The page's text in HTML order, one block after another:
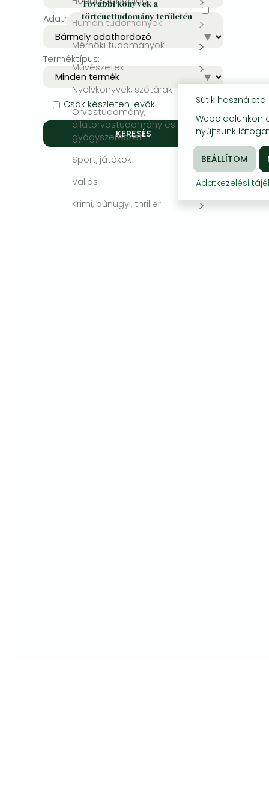
Bleach manga
One-Punch Man manga
Humán tudományok
Mérnöki tudományok
Művészetek
Nyelvkönyvek, szótárak
Orvostudomány,
állatorvostudomány és
gyógyszerészet
Sport, játékok
Vallás
Krimi, bűnügyi, thriller
További könyvek a
történettudomány területén
Adathordozó:
Terméktípus:
Csak készleten levők
Sütik használata
Weboldalunkon
nyújtsunk
Adatkezelési